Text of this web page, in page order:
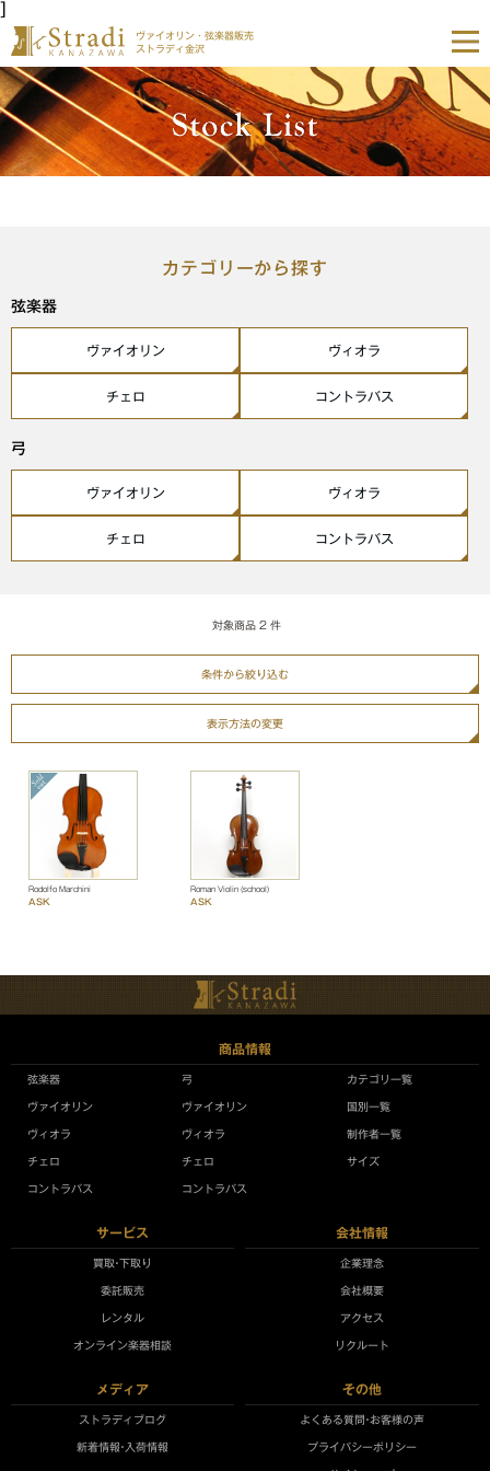
]
ヴァイオリン・弦楽器販売
ストラディ金沢
カテゴリーから探す
弦楽器
ヴァイオリン ヴィオラ
チェロ コントラバス
弓
ヴァイオリン ヴィオラ
チェロ コントラバス
対象商品 2 件
条件から絞り込む
表示方法の変更
Rodolfo Marchini
ASK
Roman Violin (school)
ASK
商品情報
弦楽器
ヴァイオリン
ヴィオラ
チェロ
コントラバス
弓
ヴァイオリン
ヴィオラ
チェロ
コントラバス
カテゴリ一覧
国別一覧
制作者一覧
サイズ
サービス
買取•下取り
委託販売
レンタル
オンライン楽器相談
会社情報
企業理念
会社概要
アクセス
リクルート
メディア
ストラディブログ
新着情報•入荷情報
その他
よくある質問•お客様の声
プライバシーポリシー